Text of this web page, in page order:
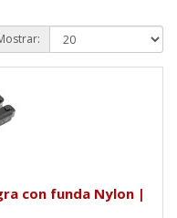
con funda Nylon |